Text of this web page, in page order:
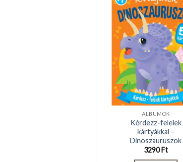
ALBUMOK
Kérdezz-felelek
kártyákkal –
Dinoszauruszok
3290Ft